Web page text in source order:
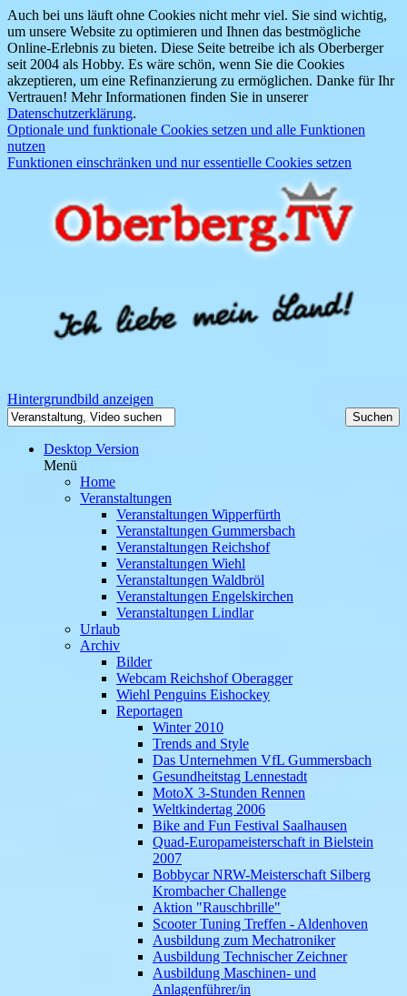
Auch bei uns läuft ohne Cookies nicht mehr viel. Sie sind wichtig,
um unsere Website zu optimieren und Ihnen das bestmögliche
Online-Erlebnis zu bieten. Diese Seite betreibe ich als Oberberger
seit 2004 als Hobby. Es wäre schön, wenn Sie die Cookies
akzeptieren, um eine Refinanzierung zu ermöglichen. Danke für Ihr
Vertrauen! Mehr Informationen finden Sie in unserer
Datenschutzerklärung.
Optionale und funktionale Cookies setzen und alle Funktionen
nutzen
Funktionen einschränken und nur essentielle Cookies setzen
Hintergrundbild anzeigen
Desktop Version
Menü
Home
Veranstaltungen
Veranstaltungen Wipperfürth
Veranstaltungen Gummersbach
Veranstaltungen Reichshof
Veranstaltungen Wiehl
Veranstaltungen Waldbröl
Veranstaltungen Engelskirchen
Veranstaltungen Lindlar
Urlaub
Archiv
Bilder
Webcam Reichshof Oberagger
Wiehl Penguins Eishockey
Reportagen
Winter 2010
Trends and Style
Das Unternehmen VfL Gummersbach
Gesundheitstag Lennestadt
MotoX 3-Stunden Rennen
Weltkindertag 2006
Bike and Fun Festival Saalhausen
Quad-Europameisterschaft in Bielstein
2007
Bobbycar NRW-Meisterschaft Silberg
Krombacher Challenge
Aktion "Rauschbrille"
Scooter Tuning Treffen - Aldenhoven
Ausbildung zum Mechatroniker
Ausbildung Technischer Zeichner
Ausbildung Maschinen- und
Anlagenführer/in